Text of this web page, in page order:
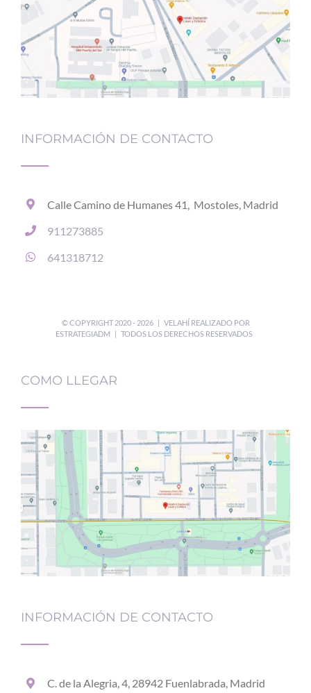
INFORMACIÓN DE CONTACTO
Calle Camino de Humanes 41, Mostoles, Madrid
911273885
641318712
© COPYRIGHT 2020 - 2026 | VELAHÍ REALIZADO POR
ESTRATEGIADM | TODOS LOS DERECHOS RESERVADOS
COMO LLEGAR
INFORMACIÓN DE CONTACTO
C. de la Alegria, 4, 28942 Fuenlabrada, Madrid